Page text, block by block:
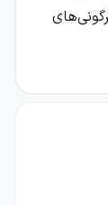
ناچار
دوباره